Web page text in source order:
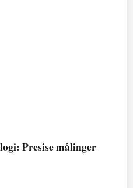
Presise målinger